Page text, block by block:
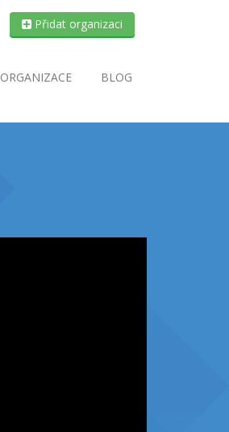
Přidat organizaci
ORGANIZACE BLOG